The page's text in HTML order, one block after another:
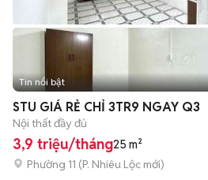
Tin nổi bật
STU GIÁ RẺ CHỈ 3TR9 NGAY Q3
Nội thất đầy đủ
3,9 triệu/tháng25 m²
Phường 11 (P. Nhiêu Lộc mới)